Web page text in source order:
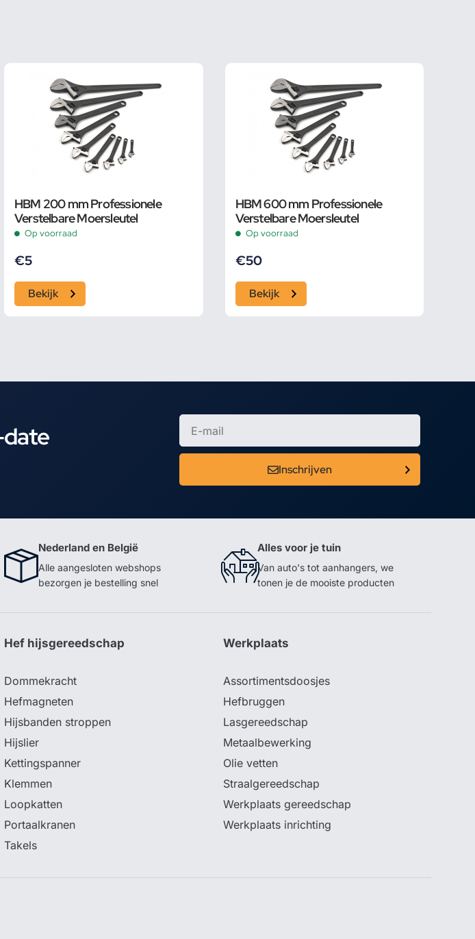
HBM 200 mm Professionele
Verstelbare Moersleutel
Op voorraad
€5
Bekijk
HBM 600 mm Professionele
Verstelbare Moersleutel
Op voorraad
€50
Bekijk
Inschrijven
Nederland en België
Alle aangesloten webshops
bezorgen je bestelling snel
Alles voor je tuin
Van auto's tot aanhangers, we
tonen je de mooiste producten
Hef hijsgereedschap
Dommekracht
Hefmagneten
Hijsbanden stroppen
Hijslier
Kettingspanner
Klemmen
Loopkatten
Portaalkranen
Takels
Werkplaats
Assortimentsdoosjes
Hefbruggen
Lasgereedschap
Metaalbewerking
Olie vetten
Straalgereedschap
Werkplaats gereedschap
Werkplaats inrichting